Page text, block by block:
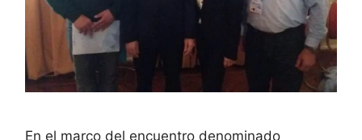
En el marco del encuentro denominado